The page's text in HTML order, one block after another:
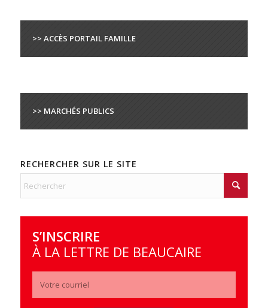
>> ACCÈS PORTAIL FAMILLE
>> MARCHÉS PUBLICS
RECHERCHER SUR LE SITE
S’INSCRIRE
À LA LETTRE DE BEAUCAIRE